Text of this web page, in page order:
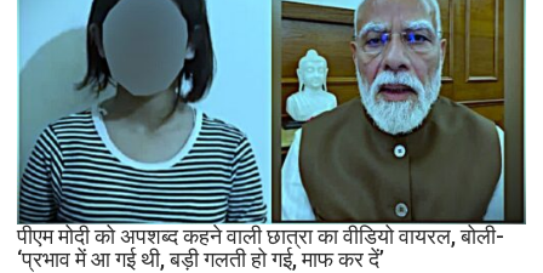
संशोधन
बिल
को
दी
मंजूरी,
अब
10
तक
की
पीएम मोदी को अपशब्द कहने वाली छात्रा का वीडियो वायरल, बोली-
‘प्रभाव में आ गई थी, बड़ी गलती हो गई, माफ कर दें’